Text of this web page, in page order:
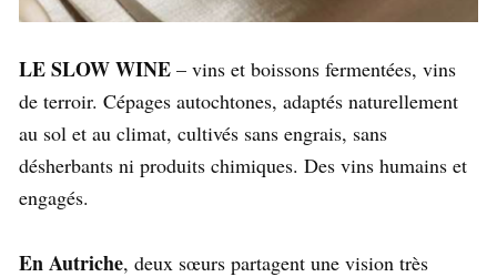
LE SLOW WINE – vins et boissons fermentées, vins
de terroir. Cépages autochtones, adaptés naturellement
au sol et au climat, cultivés sans engrais, sans
désherbants ni produits chimiques. Des vins humains et
engagés.
En Autriche, deux sœurs partagent une vision très